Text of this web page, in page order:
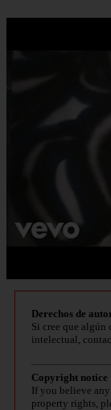
Derechos de
Si cree que
intelectual,
Copyright notice
If you believe
property rights,